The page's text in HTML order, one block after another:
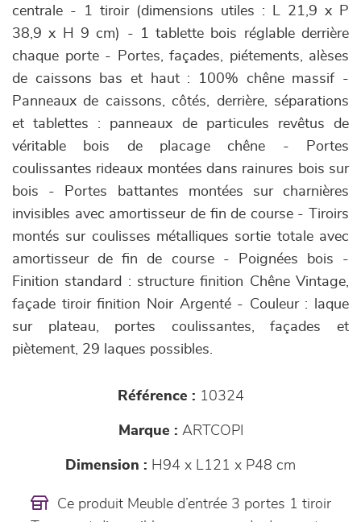
centrale - 1 tiroir (dimensions utiles : L 21,9 x P
38,9 x H 9 cm) - 1 tablette bois réglable derrière
chaque porte - Portes, façades, piétements, alèses
de caissons bas et haut : 100% chêne massif -
Panneaux de caissons, côtés, derrière, séparations
et tablettes : panneaux de particules revêtus de
véritable bois de placage chêne - Portes
coulissantes rideaux montées dans rainures bois sur
bois - Portes battantes montées sur charnières
invisibles avec amortisseur de fin de course - Tiroirs
montés sur coulisses métalliques sortie totale avec
amortisseur de fin de course - Poignées bois -
Finition standard : structure finition Chêne Vintage,
façade tiroir finition Noir Argenté - Couleur : laque
sur plateau, portes coulissantes, façades et
piètement, 29 laques possibles.
Référence : 10324
Marque : ARTCOPI
Dimension : H94 x L121 x P48 cm
Ce produit Meuble d’entrée 3 portes 1 tiroir